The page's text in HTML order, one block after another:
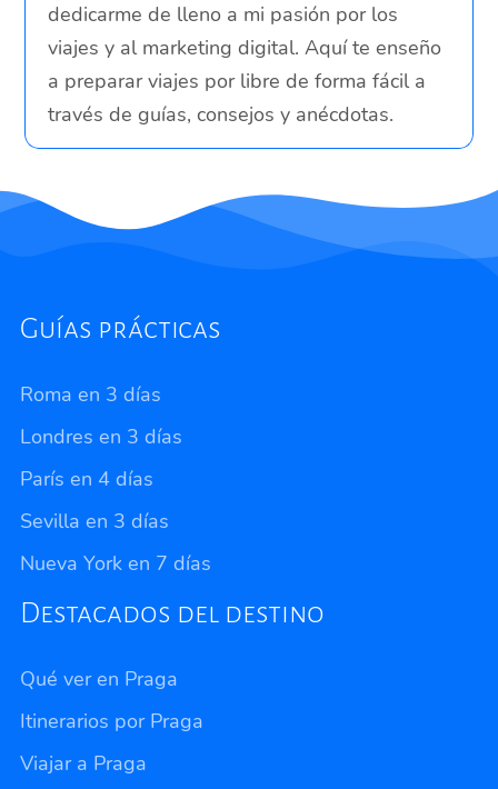
dedicarme de lleno a mi pasión por los
viajes y al marketing digital. Aquí te enseño
a preparar viajes por libre de forma fácil a
través de guías, consejos y anécdotas.
Guías prácticas
Roma en 3 días
Londres en 3 días
París en 4 días
Sevilla en 3 días
Nueva York en 7 días
Destacados del destino
Qué ver en Praga
Itinerarios por Praga
Viajar a Praga